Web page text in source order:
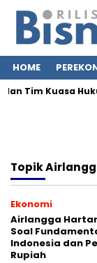
HOME
Tim Kuasa
Topik
Ekonomi
Airlangga
Soal
Indonesia dan
Rupiah